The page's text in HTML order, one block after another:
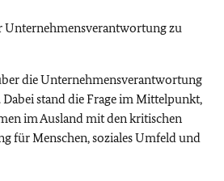
Unternehmensverantwortung zu
die Unternehmensverantwortung
stand die Frage im Mittelpunkt,
im Ausland mit den kritischen
für Menschen, soziales Umfeld und